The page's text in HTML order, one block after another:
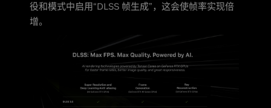
役和模式中启用“DLSS 帧生成”，这会使帧率实现倍
增。